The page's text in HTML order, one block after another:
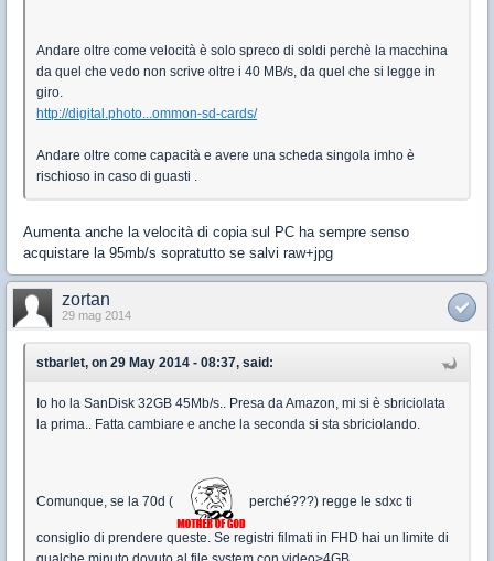
Andare oltre come velocità è solo spreco di soldi perchè la macchina
da quel che vedo non scrive oltre i 40 MB/s, da quel che si legge in
giro.
http://digital.photo...ommon-sd-cards/
Andare oltre come capacità e avere una scheda singola imho è
rischioso in caso di guasti .
Aumenta anche la velocità di copia sul PC ha sempre senso
acquistare la 95mb/s sopratutto se salvi raw+jpg
zortan
29 mag 2014
stbarlet, on 29 May 2014 - 08:37, said:
Io ho la SanDisk 32GB 45Mb/s.. Presa da Amazon, mi si è sbriciolata
la prima.. Fatta cambiare e anche la seconda si sta sbriciolando.
Comunque, se la 70d ( perché???) regge le sdxc ti
consiglio di prendere queste. Se registri filmati in FHD hai un limite di